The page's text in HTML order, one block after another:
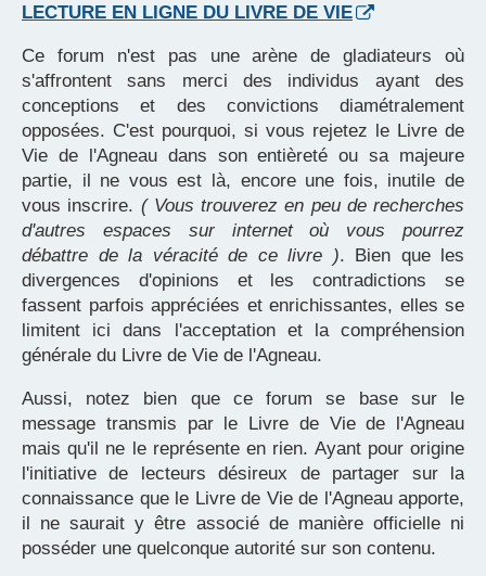
LECTURE EN LIGNE DU LIVRE DE VIE
Ce forum n'est pas une arène de gladiateurs où
s'affrontent sans merci des individus ayant des
conceptions et des convictions diamétralement
opposées. C'est pourquoi, si vous rejetez le Livre de
Vie de l'Agneau dans son entièreté ou sa majeure
partie, il ne vous est là, encore une fois, inutile de
vous inscrire. ( Vous trouverez en peu de recherches
d'autres espaces sur internet où vous pourrez
débattre de la véracité de ce livre ). Bien que les
divergences d'opinions et les contradictions se
fassent parfois appréciées et enrichissantes, elles se
limitent ici dans l'acceptation et la compréhension
générale du Livre de Vie de l'Agneau.
Aussi, notez bien que ce forum se base sur le
message transmis par le Livre de Vie de l'Agneau
mais qu'il ne le représente en rien. Ayant pour origine
l'initiative de lecteurs désireux de partager sur la
connaissance que le Livre de Vie de l'Agneau apporte,
il ne saurait y être associé de manière officielle ni
posséder une quelconque autorité sur son contenu.